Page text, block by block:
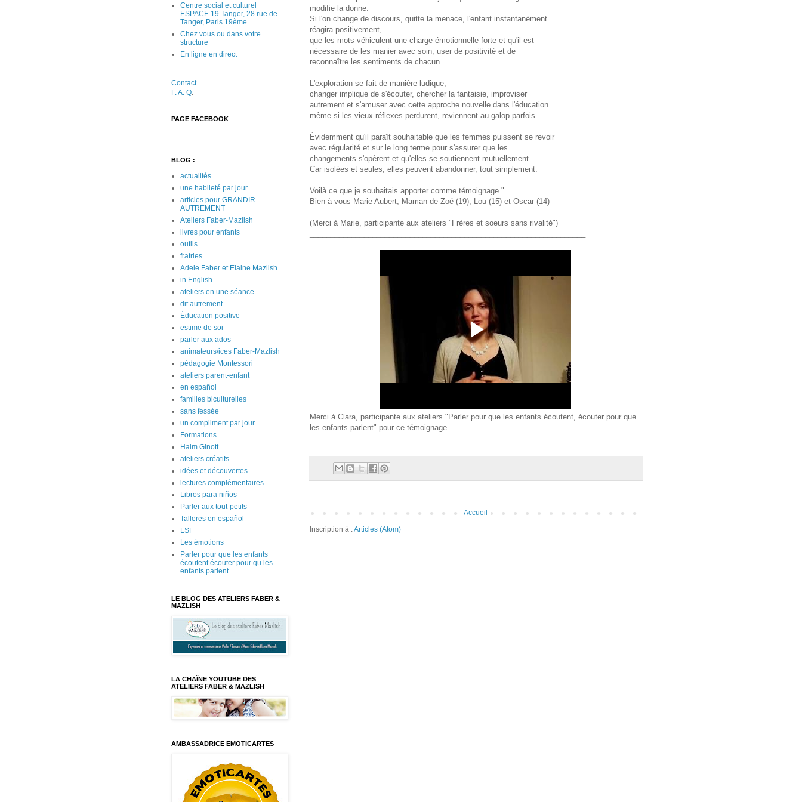
modifie la donne.
Si l'on change de discours, quitte la menace, l'enfant instantanément
réagira positivement,
que les mots véhiculent une charge émotionnelle forte et qu'il est
nécessaire de les manier avec soin, user de positivité et de
reconnaître les sentiments de chacun.
L'exploration se fait de manière ludique,
changer implique de s'écouter, chercher la fantaisie, improviser
autrement et s'amuser avec cette approche nouvelle dans l'éducation
même si les vieux réflexes perdurent, reviennent au galop parfois...
Évidemment qu'il paraît souhaitable que les femmes puissent se revoir
avec régularité et sur le long terme pour s'assurer que les
changements s'opèrent et qu'elles se soutiennent mutuellement.
Car isolées et seules, elles peuvent abandonner, tout simplement.
Voilà ce que je souhaitais apporter comme témoignage."
Bien à vous Marie Aubert, Maman de Zoé (19), Lou (15) et Oscar (14)
(Merci à Marie, participante aux ateliers "Frères et soeurs sans rivalité")
Merci à Clara, participante aux ateliers "Parler pour que les enfants écoutent, écouter pour que
les enfants parlent" pour ce témoignage.
Accueil
Inscription à :Articles (Atom)
Centre social et culturel
ESPACE 19 Tanger, 28 rue de
Tanger, Paris 19ème
Chez vous ou dans votre
structure
En ligne en direct
Contact
F. A. Q.
PAGE FACEBOOK
BLOG :
actualités
une habileté par jour
articles pour GRANDIR
AUTREMENT
Ateliers Faber-Mazlish
livres pour enfants
outils
fratries
Adele Faber et Elaine Mazlish
in English
ateliers en une séance
dit autrement
Éducation positive
estime de soi
parler aux ados
animateurs/ices Faber-Mazlish
pédagogie Montessori
ateliers parent-enfant
en español
familles biculturelles
sans fessée
un compliment par jour
Formations
Haim Ginott
ateliers créatifs
idées et découvertes
lectures complémentaires
Libros para niños
Parler aux tout-petits
Talleres en español
LSF
Les émotions
Parler pour que les enfants
écoutent écouter pour qu les
enfants parlent
LE BLOG DES ATELIERS FABER &
MAZLISH
LA CHAÎNE YOUTUBE DES
ATELIERS FABER & MAZLISH
AMBASSADRICE EMOTICARTES